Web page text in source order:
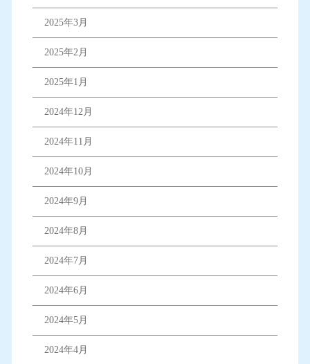
2025年3月
2025年2月
2025年1月
2024年12月
2024年11月
2024年10月
2024年9月
2024年8月
2024年7月
2024年6月
2024年5月
2024年4月